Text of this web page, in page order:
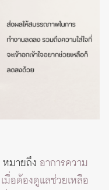
หมายถึง อาการความ
มื่อต้องดูแลช่วยเหลือ